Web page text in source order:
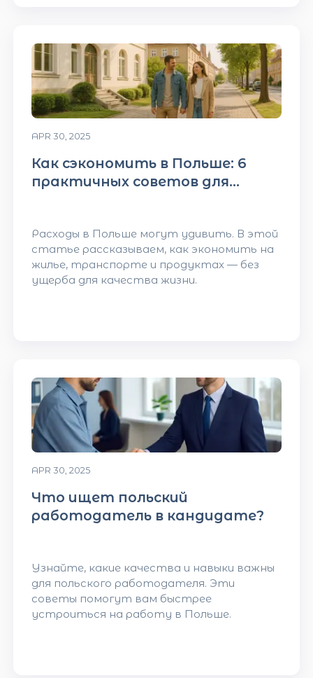
APR 30, 2025
Как сэкономить в Польше: 6
практичных советов для
Расходы в Польше могут удивить. В этой
статье рассказываем, как экономить на
жилье, транспорте и продуктах — без
ущерба для качества жизни.
APR 30, 2025
Что ищет польский
работодатель в кандидате?
Узнайте, какие качества и навыки важны
для польского работодателя. Эти
советы помогут вам быстрее
устроиться на работу в Польше.